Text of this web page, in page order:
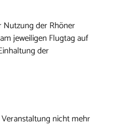
Nutzung der Rhöner
jeweiligen Flugtag auf
der
nicht mehr